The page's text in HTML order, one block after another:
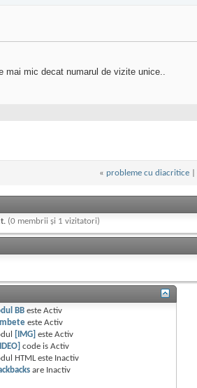
mai mic decat numarul de vizite unice..
« probleme cu diacritice|
(0 membrii și 1 vizitatori)
BB esteActiv
esteActiv
[IMG] esteActiv
code isActiv
HTML este Inactiv
are Inactiv